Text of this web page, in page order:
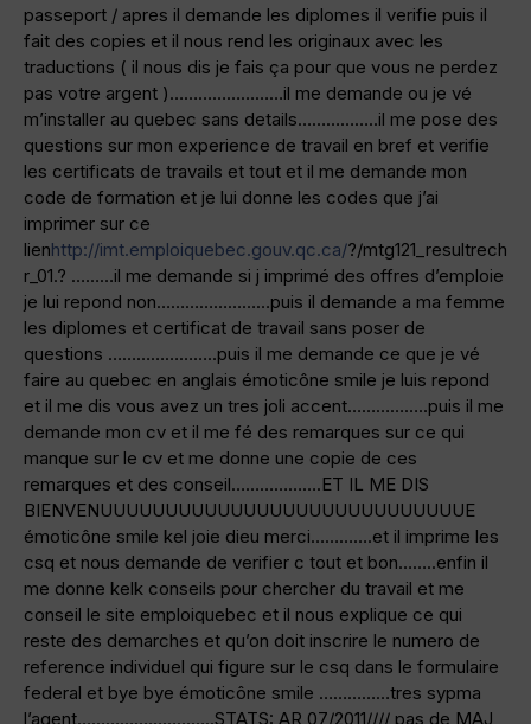
passeport / apres il demande les diplomes il verifie puis il
fait des copies et il nous rend les originaux avec les
traductions ( il nous dis je fais ça pour que vous ne perdez
pas votre argent )……………………il me demande ou je vé
m’installer au quebec sans details……………..il me pose des
questions sur mon experience de travail en bref et verifie
les certificats de travails et tout et il me demande mon
code de formation et je lui donne les codes que j’ai
imprimer sur ce
lienhttp://imt.emploiquebec.gouv.qc.ca/?/mtg121_resultrech
r_01.? ………il me demande si j imprimé des offres d’emploie
je lui repond non……………………puis il demande a ma femme
les diplomes et certificat de travail sans poser de
questions …………………..puis il me demande ce que je vé
faire au quebec en anglais émoticône smile je luis repond
et il me dis vous avez un tres joli accent……………..puis il me
demande mon cv et il me fé des remarques sur ce qui
manque sur le cv et me donne une copie de ces
remarques et des conseil……………….ET IL ME DIS
BIENVENUUUUUUUUUUUUUUUUUUUUUUUUUUUUE
émoticône smile kel joie dieu merci………….et il imprime les
csq et nous demande de verifier c tout et bon……..enfin il
me donne kelk conseils pour chercher du travail et me
conseil le site emploiquebec et il nous explique ce qui
reste des demarches et qu’on doit inscrire le numero de
reference individuel qui figure sur le csq dans le formulaire
federal et bye bye émoticône smile ……………tres sypma
l’agent………………………..STATS: AR 07/2011//// pas de MAJ